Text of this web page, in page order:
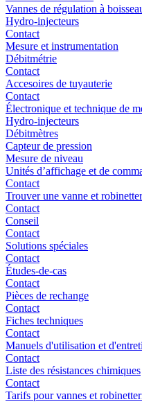
Vannes de régulation à
Hydro-injecteurs
Contact
Mesure et instrumentation
Débitmétrie
Contact
Accesoires de tuyauterie
Contact
Électronique et technique de
Hydro-injecteurs
Débitmètres
Capteur de pression
Mesure de niveau
Unités d’affichage et de
Contact
Trouver une vanne et
Contact
Conseil
Contact
Solutions spéciales
Contact
Études-de-cas
Contact
Pièces de rechange
Contact
Fiches techniques
Contact
Manuels d'utilisation et
Contact
Liste des résistances chimiques
Contact
Tarifs pour vannes et